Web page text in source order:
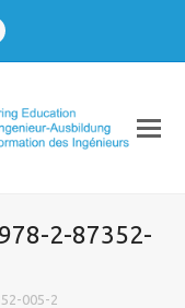
2-87352-
005-2